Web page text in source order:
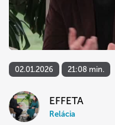
02.01.2026 21:08 min.
EFFETA
Relácia